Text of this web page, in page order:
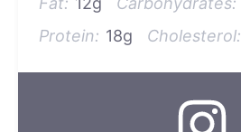
Protein: 18g Cholesterol: